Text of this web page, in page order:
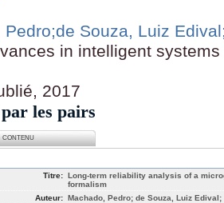
Pedro;de Souza, Luiz Edival
in intelligent
2017
les pairs
CONTENU
Titre: Long-term reliability analysis of a
formalism
Auteur: Machado, Pedro; de Souza, Luiz Edival;